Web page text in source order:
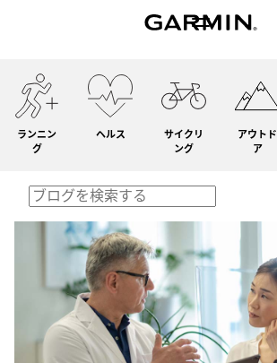
ランニン
グ
ヘルス
サイクリ
ング
アウトド
ア